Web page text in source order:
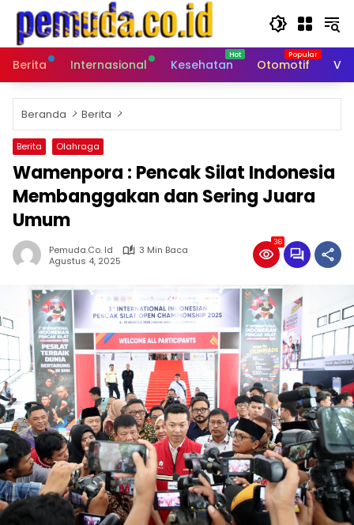
Langsung
konten
Berita
Internasional Kesehatan Otomotif
Beranda Berita
Berita Olahraga
Wamenpora : Pencak Silat Indonesia
Membanggakan dan Sering Juara
Umum
Pemuda.co. Id
3 Min Baca
Agustus 4, 2025
38